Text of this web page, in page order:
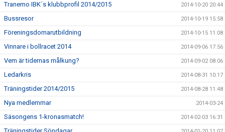
Tranemo IBK´s klubbprofil 2014/2015 2014-10-20 20:44
Bussresor 2014-10-19 15:58
Föreningsdomarutbildning 2014-10-15 11:08
Vinnare i bollracet 2014 2014-09-06 17:56
Vem är tidernas målkung? 2014-09-02 08:06
Ledarkris 2014-08-31 10:17
Träningstider 2014/2015 2014-08-28 11:48
Nya medlemmar 2014-03-24
Säsongens 1-kronasmatch! 2014-02-03 16:31